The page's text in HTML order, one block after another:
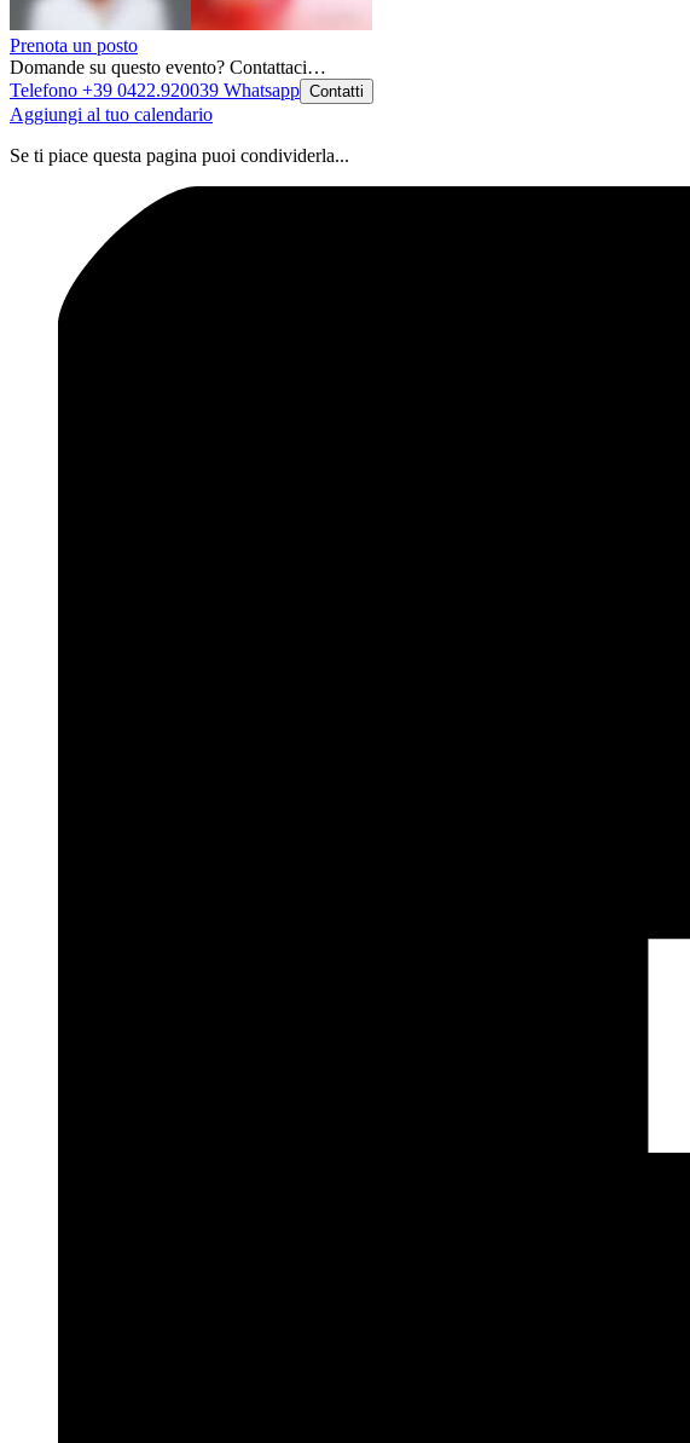
Prenota un posto
Domande su questo evento? Contattaci…
Telefono +39 0422.920039 Whatsapp Contatti
Aggiungi al tuo calendario
Se ti piace questa pagina puoi condividerla...